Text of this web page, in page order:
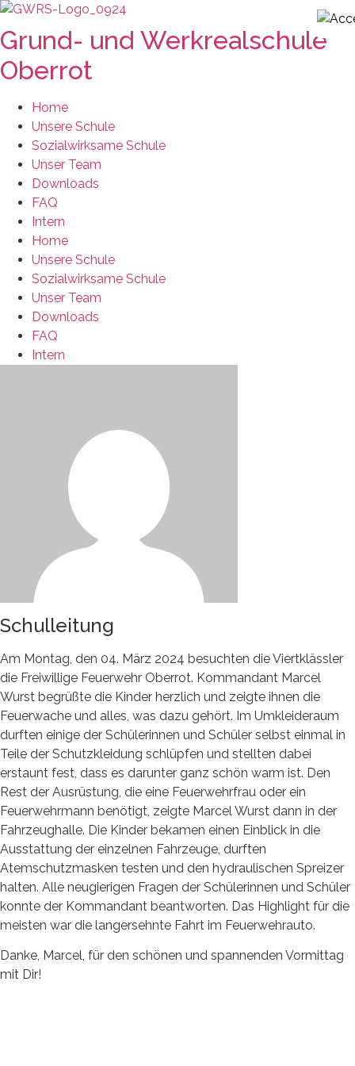
Zum
Inhalt
springen
Grund- und Werkrealschule
Oberrot
Home
Unsere Schule
Sozialwirksame Schule
Unser Team
Downloads
FAQ
Intern
Home
Unsere Schule
Sozialwirksame Schule
Unser Team
Downloads
FAQ
Intern
Schulleitung
Am Montag, den 04. März 2024 besuchten die Viertklässler
die Freiwillige Feuerwehr Oberrot. Kommandant Marcel
Wurst begrüßte die Kinder herzlich und zeigte ihnen die
Feuerwache und alles, was dazu gehört. Im Umkleideraum
durften einige der Schülerinnen und Schüler selbst einmal in
Teile der Schutzkleidung schlüpfen und stellten dabei
erstaunt fest, dass es darunter ganz schön warm ist. Den
Rest der Ausrüstung, die eine Feuerwehrfrau oder ein
Feuerwehrmann benötigt, zeigte Marcel Wurst dann in der
Fahrzeughalle. Die Kinder bekamen einen Einblick in die
Ausstattung der einzelnen Fahrzeuge, durften
Atemschutzmasken testen und den hydraulischen Spreizer
halten. Alle neugierigen Fragen der Schülerinnen und Schüler
konnte der Kommandant beantworten. Das Highlight für die
meisten war die langersehnte Fahrt im Feuerwehrauto.
Danke, Marcel, für den schönen und spannenden Vormittag
mit Dir!